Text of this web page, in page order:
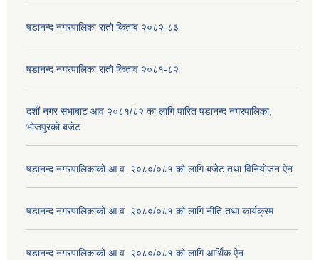
षडानन्द नगरपालिका रातो किताव २०८२-८३
षडानन्द नगरपालिका रातो किताव २०८१-८२
दशौं नगर सभाबाट आव २०८१/८२ का लागि पारित षडानन्द नगरपालिका,
भोजपुरको बजेट
षडानन्द नगरपालिकाको आ.व. २०८०/०८१ को लागि बजेट तथा विनियोजन ऐन
षडानन्द नगरपालिकाको आ.व. २०८०/०८१ को लागि नीति तथा कार्यक्रम
षडानन्द नगरपालिकाको आ.व. २०८०/०८१ को लागि आर्थिक ऐन